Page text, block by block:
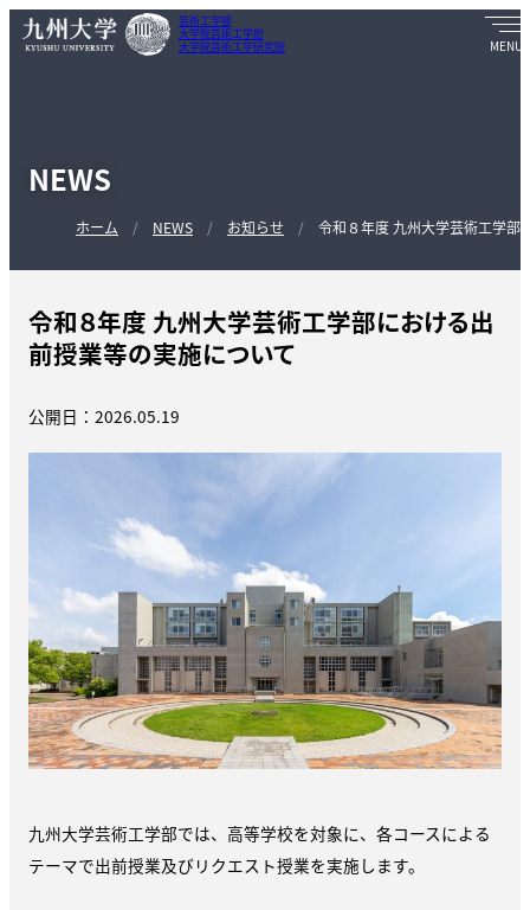
芸術工学部
大学院芸術工学府
大学院芸術工学研究院
NEWS
ホーム NEWS お知らせ 令和８年度 九州大学芸術工学部
令和８年度 九州大学芸術工学部における出
前授業等の実施について
公開日：2026.05.19
九州大学芸術工学部では、高等学校を対象に、各コースによる
テーマで出前授業及びリクエスト授業を実施します。